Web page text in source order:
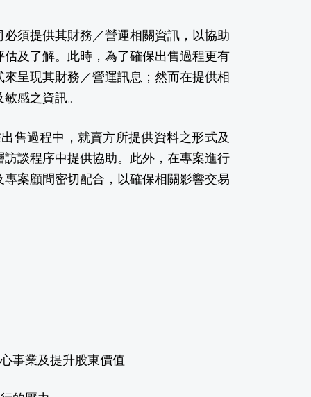
須提供其財務／營運相關資訊，以協助
及了解。此時，為了確保出售過程更有
呈現其財務／營運訊息；然而在提供相
感之資訊。
售過程中，就賣方所提供資料之形式及
談程序中提供協助。此外，在專案進行
案顧問密切配合，以確保相關影響交易
事業及提升股東價值